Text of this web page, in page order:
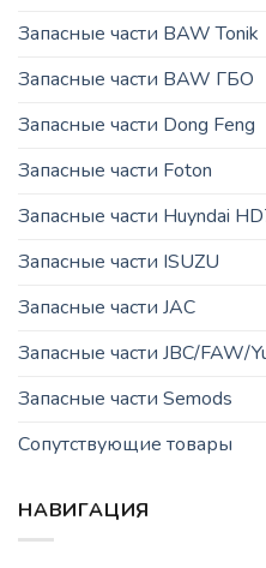
Запасные части BAW Tonik
Запасные части BAW ГБО
Запасные части Dong Feng
Запасные части Foton
Запасные части Huyndai
Запасные части ISUZU
Запасные части JAC
Запасные части JBC/FAW/
Запасные части Semods
Сопутствующие товары
НАВИГАЦИЯ